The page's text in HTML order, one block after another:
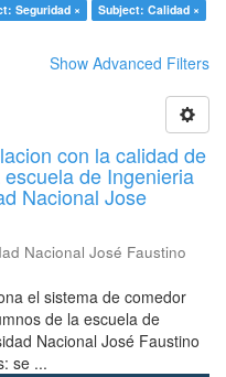
Seguridad ×
Subject: Calidad ×
Show Advanced Filters
con la calidad de
de Ingenieria
Nacional Jose
Nacional José Faustino
el sistema de comedor
de la escuela de
Nacional José Faustino
se ...